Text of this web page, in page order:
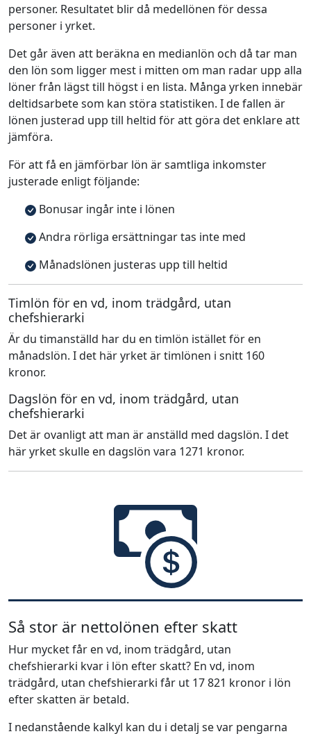
personer. Resultatet blir då medellönen för dessa
personer i yrket.
Det går även att beräkna en medianlön och då tar man
den lön som ligger mest i mitten om man radar upp alla
löner från lägst till högst i en lista. Många yrken innebär
deltidsarbete som kan störa statistiken. I de fallen är
lönen justerad upp till heltid för att göra det enklare att
jämföra.
För att få en jämförbar lön är samtliga inkomster
justerade enligt följande:
Bonusar ingår inte i lönen
Andra rörliga ersättningar tas inte med
Månadslönen justeras upp till heltid
Timlön för en vd, inom trädgård, utan
chefshierarki
Är du timanställd har du en timlön istället för en
månadslön. I det här yrket är timlönen i snitt 160
kronor.
Dagslön för en vd, inom trädgård, utan
chefshierarki
Det är ovanligt att man är anställd med dagslön. I det
här yrket skulle en dagslön vara 1271 kronor.
Så stor är nettolönen efter skatt
Hur mycket får en vd, inom trädgård, utan
chefshierarki kvar i lön efter skatt? En vd, inom
trädgård, utan chefshierarki får ut 17 821 kronor i lön
efter skatten är betald.
I nedanstående kalkyl kan du i detalj se var pengarna